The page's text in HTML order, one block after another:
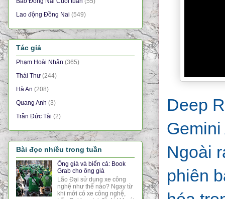
Deep
Ngoài
phiên
Lao động Đồng Nai (549)
Tác giả
Phạm Hoài Nhân (365)
Thái Thư (244)
Hà An (208)
Quang Anh (3)
Trần Đức Tài (2)
Bài đọc nhiều trong tuần
Ông già và biển cả: Book
Grab cho ông già
Lão Đại sử dụng xe công
nghệ như thế nào? Ngay từ
khi mới có xe công nghệ,